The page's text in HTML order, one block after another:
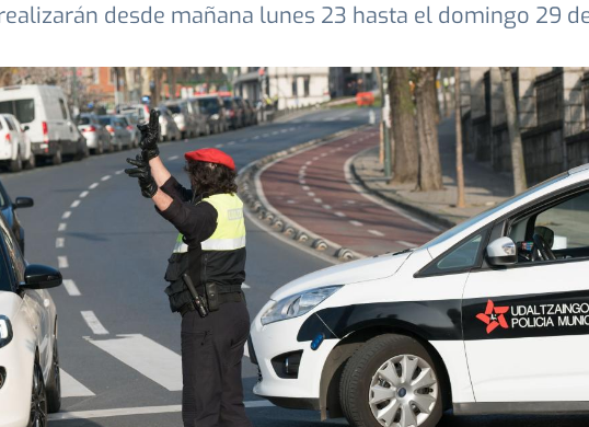
desde mañana lunes 23 hasta el domingo 29